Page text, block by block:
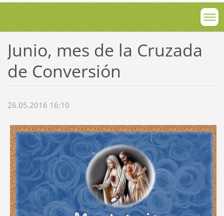
Junio, mes de la Cruzada
de Conversión
26.05.2016 16:10